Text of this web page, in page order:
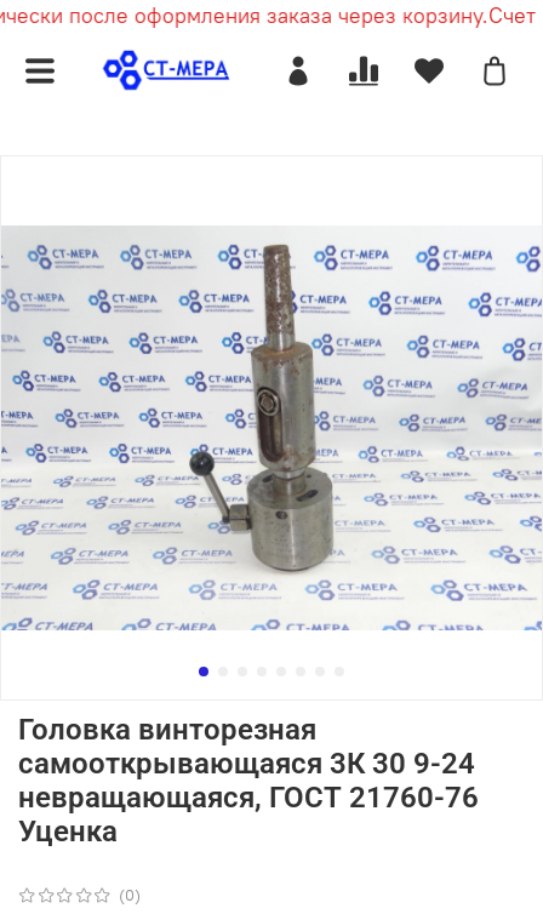
после оформления заказа через корзину.Счет
(0)
Головка винторезная
самооткрывающаяся 3К 30 9-24
невращающаяся, ГОСТ 21760-76
Уценка